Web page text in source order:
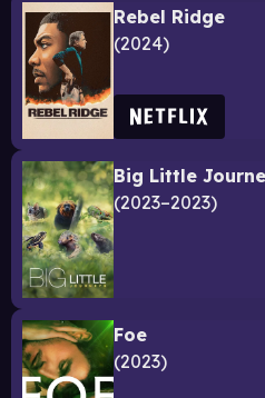
Rebel Ridge
2024
Big Little
2023–2023
Foe
2023